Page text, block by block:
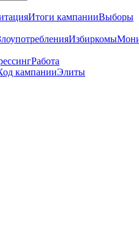
Итоги кампанииВыборы
Избиркомы
Работа
кампанииЭлиты